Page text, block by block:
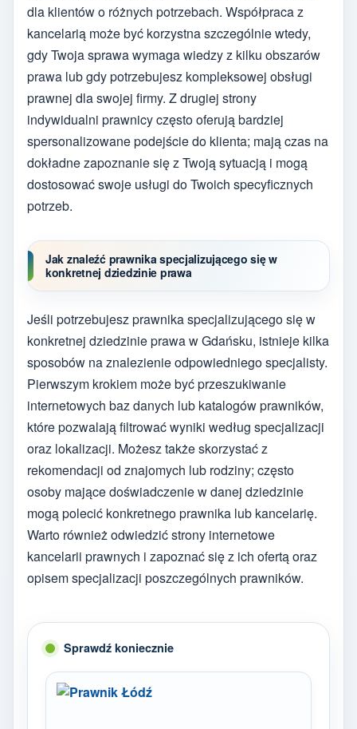
dla klientów o różnych potrzebach. Współpraca z
kancelarią może być korzystna szczególnie wtedy,
gdy Twoja sprawa wymaga wiedzy z kilku obszarów
prawa lub gdy potrzebujesz kompleksowej obsługi
prawnej dla swojej firmy. Z drugiej strony
indywidualni prawnicy często oferują bardziej
spersonalizowane podejście do klienta; mają czas na
dokładne zapoznanie się z Twoją sytuacją i mogą
dostosować swoje usługi do Twoich specyficznych
potrzeb.
Jak znaleźć prawnika specjalizującego się w
konkretnej dziedzinie prawa
Jeśli potrzebujesz prawnika specjalizującego się w
konkretnej dziedzinie prawa w Gdańsku, istnieje kilka
sposobów na znalezienie odpowiedniego specjalisty.
Pierwszym krokiem może być przeszukiwanie
internetowych baz danych lub katalogów prawników,
które pozwalają filtrować wyniki według specjalizacji
oraz lokalizacji. Możesz także skorzystać z
rekomendacji od znajomych lub rodziny; często
osoby mające doświadczenie w danej dziedzinie
mogą polecić konkretnego prawnika lub kancelarię.
Warto również odwiedzić strony internetowe
kancelarii prawnych i zapoznać się z ich ofertą oraz
opisem specjalizacji poszczególnych prawników.
Sprawdź koniecznie